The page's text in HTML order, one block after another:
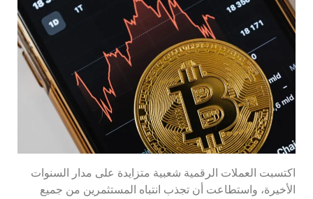
اكتسبت العملات الرقمية شعبية متزايدة على مدار السنوات
الأخيرة، واستطاعت أن تجذب انتباه المستثمرين من جميع